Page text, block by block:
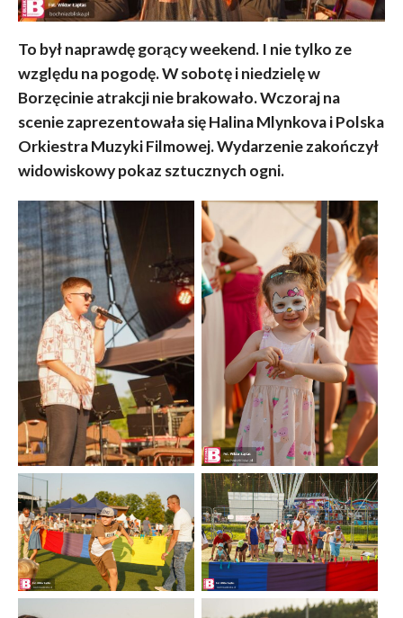
To był naprawdę gorący weekend. I nie tylko ze
względu na pogodę. W sobotę i niedzielę w
Borzęcinie atrakcji nie brakowało. Wczoraj na
scenie zaprezentowała się Halina Mlynkova i Polska
Orkiestra Muzyki Filmowej. Wydarzenie zakończył
widowiskowy pokaz sztucznych ogni.